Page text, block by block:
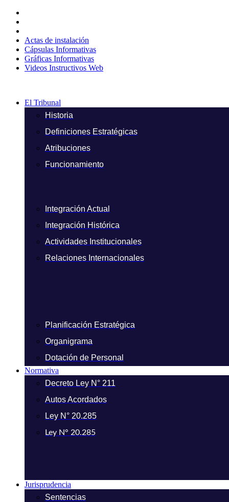
contenido
Actas de instalación
Cápsulas Informativas
Gráficas Informativas
Videos Instructivos Web
El Tribunal
Historia
Definiciones Estratégicas
Atribuciones
Funcionamiento
Integración Actual
Integración Histórica
Actividades Institucionales
Relaciones Internacionales
Planificación Estratégica
Organigrama
Dotación de Personal
Normativa
Decreto Ley N° 211
Autos Acordados
Ley N° 20.285
Ley N° 20.285
Jurisprudencia
Sentencias